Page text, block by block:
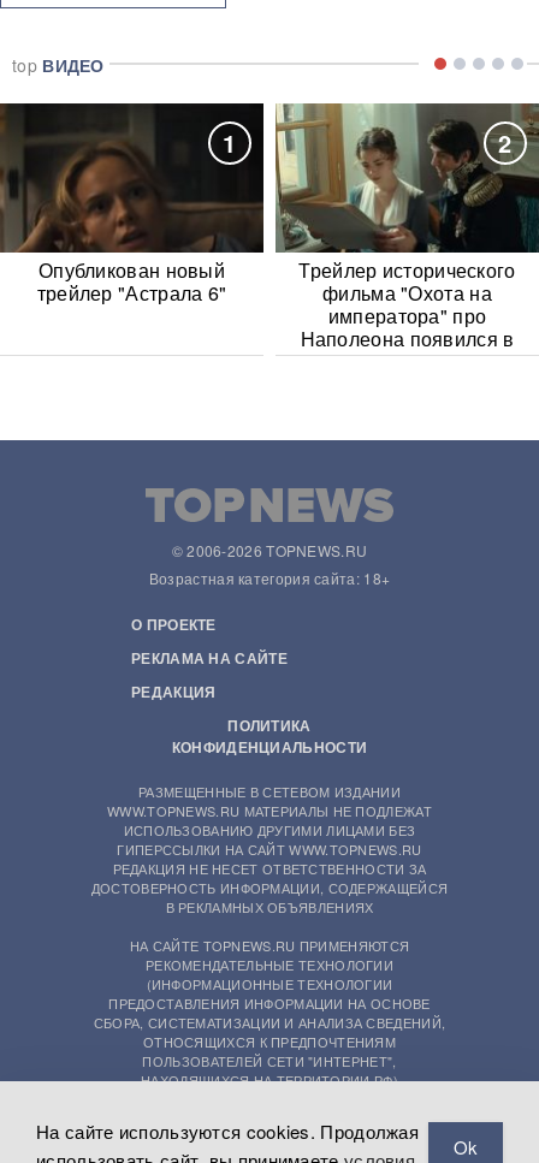
top ВИДЕО
1
Опубликован новый
трейлер "Астрала 6"
2
Трейлер исторического
фильма "Охота на
императора" про
Наполеона появился в
Сети
© 2006-2026 TOPNEWS.RU
Возрастная категория сайта: 18+
О ПРОЕКТЕ
РЕКЛАМА НА САЙТЕ
РЕДАКЦИЯ
ПОЛИТИКА
КОНФИДЕНЦИАЛЬНОСТИ
РАЗМЕЩЕННЫЕ В СЕТЕВОМ ИЗДАНИИ
WWW.TOPNEWS.RU МАТЕРИАЛЫ НЕ ПОДЛЕЖАТ
ИСПОЛЬЗОВАНИЮ ДРУГИМИ ЛИЦАМИ БЕЗ
ГИПЕРССЫЛКИ НА САЙТ WWW.TOPNEWS.RU
РЕДАКЦИЯ НЕ НЕСЕТ ОТВЕТСТВЕННОСТИ ЗА
ДОСТОВЕРНОСТЬ ИНФОРМАЦИИ, СОДЕРЖАЩЕЙСЯ
В РЕКЛАМНЫХ ОБЪЯВЛЕНИЯХ
НА САЙТЕ TOPNEWS.RU ПРИМЕНЯЮТСЯ
РЕКОМЕНДАТЕЛЬНЫЕ ТЕХНОЛОГИИ
(ИНФОРМАЦИОННЫЕ ТЕХНОЛОГИИ
ПРЕДОСТАВЛЕНИЯ ИНФОРМАЦИИ НА ОСНОВЕ
СБОРА, СИСТЕМАТИЗАЦИИ И АНАЛИЗА СВЕДЕНИЙ,
ОТНОСЯЩИХСЯ К ПРЕДПОЧТЕНИЯМ
ПОЛЬЗОВАТЕЛЕЙ СЕТИ "ИНТЕРНЕТ",
НАХОДЯЩИХСЯ НА ТЕРРИТОРИИ РФ)
На сайте используются cookies. Продолжая
Ok